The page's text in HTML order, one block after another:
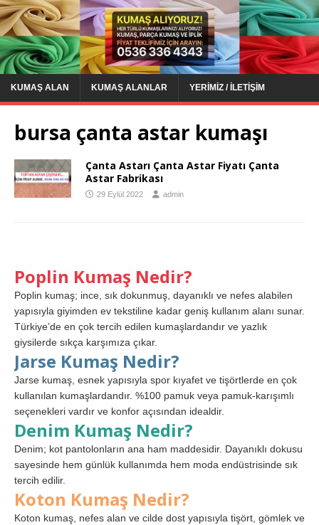
KUMAŞ ALAN KUMAŞ ALANLAR YERIMIZ / İLETIŞIM
bursa çanta astar kumaşı
Çanta Astarı Çanta Astar Fiyatı Çanta
Astar Fabrikası
29 Eylül 2022 admin
Poplin Kumaş Nedir?
Poplin kumaş; ince, sık dokunmuş, dayanıklı ve nefes alabilen
yapısıyla giyimden ev tekstiline kadar geniş kullanım alanı sunar.
Türkiye’de en çok tercih edilen kumaşlardandır ve yazlık
giysilerde sıkça karşımıza çıkar.
Jarse Kumaş Nedir?
Jarse kumaş, esnek yapısıyla spor kıyafet ve tişörtlerde en çok
kullanılan kumaşlardandır. %100 pamuk veya pamuk-karışımlı
seçenekleri vardır ve konfor açısından idealdir.
Denim Kumaş Nedir?
Denim; kot pantolonların ana ham maddesidir. Dayanıklı dokusu
sayesinde hem günlük kullanımda hem moda endüstrisinde sık
tercih edilir.
Koton Kumaş Nedir?
Koton kumaş, nefes alan ve cilde dost yapısıyla tişört, gömlek ve